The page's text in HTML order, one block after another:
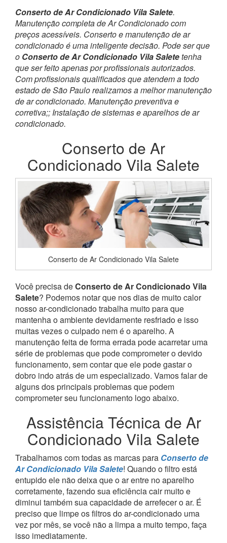
Conserto de Ar Condicionado Vila Salete.
Manutenção completa de Ar Condicionado com
preços acessíveis. Conserto e manutenção de ar
condicionado é uma inteligente decisão. Pode ser que
o Conserto de Ar Condicionado Vila Saletetenha
que ser feito apenas por profissionais autorizados.
Com profissionais qualificados que atendem a todo
estado de São Paulo realizamos a melhor manutenção
de ar condicionado. Manutenção preventiva e
corretiva;; Instalação de sistemas e aparelhos de ar
condicionado.
Conserto de Ar
Condicionado Vila Salete
Conserto de Ar Condicionado Vila Salete
Você precisa deConserto de Ar Condicionado Vila
Salete? Podemos notar que nos dias de muito calor
nosso ar-condicionado trabalha muito para que
mantenha o ambiente devidamente resfriado e isso
muitas vezes o culpado nem é o aparelho. A
manutenção feita de forma errada pode acarretar uma
série de problemas que pode comprometer o devido
funcionamento, sem contar que ele pode gastar o
dobro indo atrás de um especializado. Vamos falar de
alguns dos principais problemas que podem
comprometer seu funcionamento logo abaixo.
Assistência Técnica de Ar
Condicionado Vila Salete
Trabalhamos com todas as marcas para Conserto de
Ar Condicionado Vila Salete! Quando o filtro está
entupido ele não deixa que o ar entre no aparelho
corretamente, fazendo sua eficiência cair muito e
diminui também sua capacidade de arrefecer o ar. É
preciso que limpe os filtros do ar-condicionado uma
vez por mês, se você não a limpa a muito tempo, faça
isso imediatamente.